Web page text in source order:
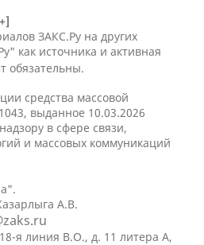
ЗАКС.Ру на других
как источника и активная
обязательны.
средства массовой
выданное 10.03.2026
в сфере связи,
и массовых коммуникаций
А.В.
я линия В.О., д. 11 литера А,